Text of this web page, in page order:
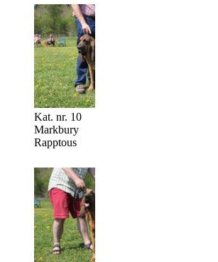
Kat. nr. 10
Markbury
Rapptous